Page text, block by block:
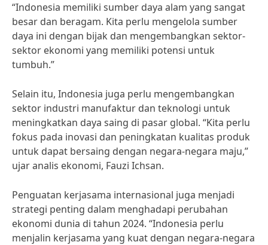
“Indonesia memiliki sumber daya alam yang sangat
besar dan beragam. Kita perlu mengelola sumber
daya ini dengan bijak dan mengembangkan sektor-
sektor ekonomi yang memiliki potensi untuk
tumbuh.”
Selain itu, Indonesia juga perlu mengembangkan
sektor industri manufaktur dan teknologi untuk
meningkatkan daya saing di pasar global. “Kita perlu
fokus pada inovasi dan peningkatan kualitas produk
untuk dapat bersaing dengan negara-negara maju,”
ujar analis ekonomi, Fauzi Ichsan.
Penguatan kerjasama internasional juga menjadi
strategi penting dalam menghadapi perubahan
ekonomi dunia di tahun 2024. “Indonesia perlu
menjalin kerjasama yang kuat dengan negara-negara